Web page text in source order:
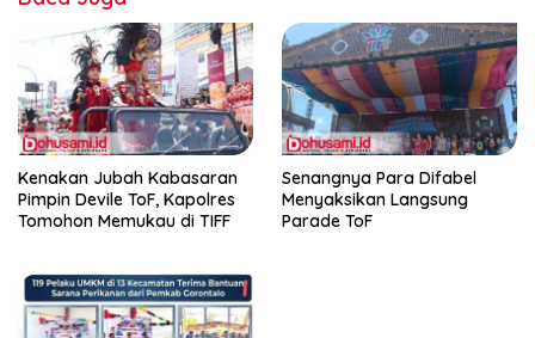
Kenakan Jubah Kabasaran
Pimpin Devile ToF, Kapolres
Tomohon Memukau di TIFF
Senangnya Para Difabel
Menyaksikan Langsung
Parade ToF